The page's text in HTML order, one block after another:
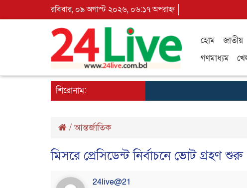
রবিবার, ০৯ অগাস্ট ২০২৬, ০৬:১৭ অপরাহ্ন
হোম জাতীয়
গণমাধ্যম
শিরোনাম:
/আন্তর্জাতিক
মিসরে প্রেসিডেন্ট নির্বাচনে ভোট গ্রহণ শুরু
24live@21